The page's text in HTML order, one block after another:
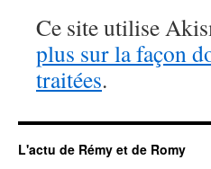
Ce site utilise
plus sur la façon
traitées.
L'actu de Rémy et de Romy